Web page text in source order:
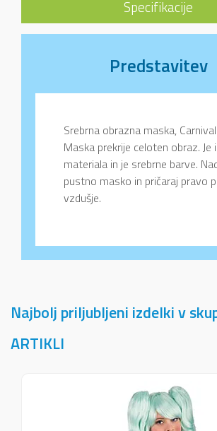
Specifikacije
Predstavitev
Srebrna obrazna maska,
Maska prekrije celoten obraz. Je
materiala in je srebrne barve.
pustno masko in pričaraj pravo
vzdušje.
Najbolj priljubljeni izdelki v
ARTIKLI